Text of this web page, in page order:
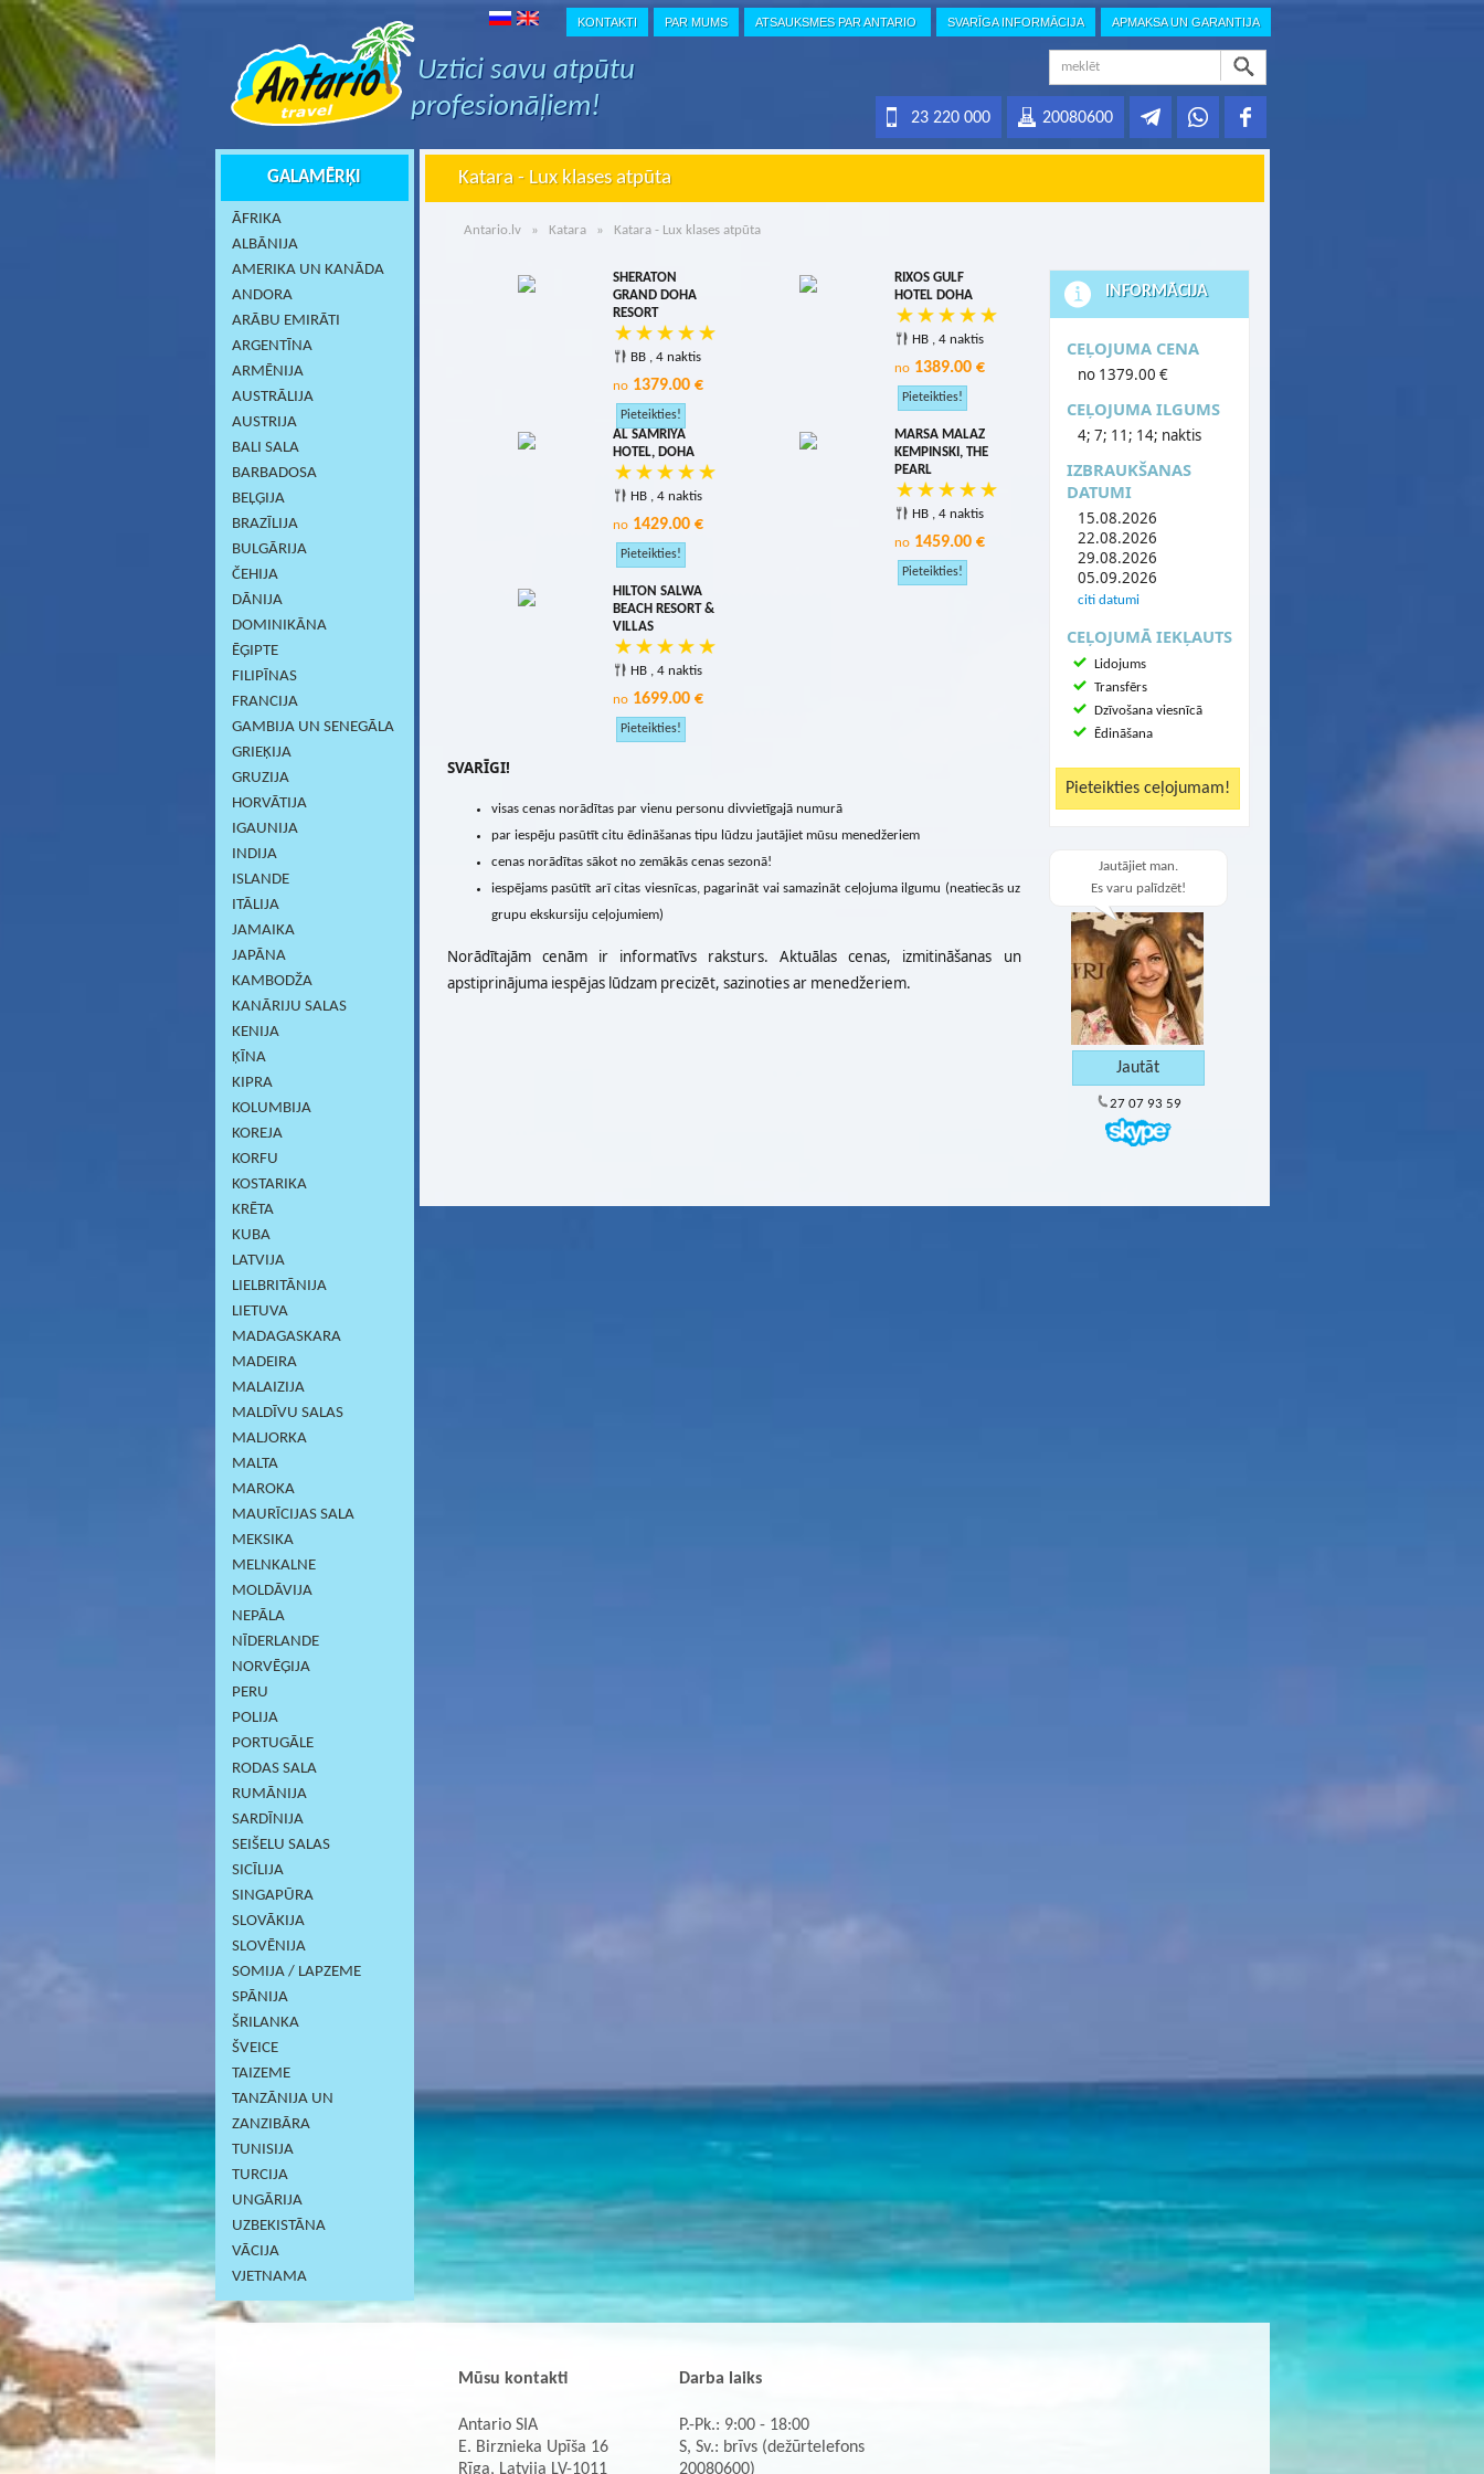
KONTAKTI PAR MUMS ATSAUKSMES PAR ANTARIO SVARĪGA INFORMĀCIJA APMAKSA UN GARANTIJA
Uztici savu atpūtu
profesionāļiem!
20080600
23 220 000
GALAMĒRĶI
ĀFRIKA
ALBĀNIJA
AMERIKA UN KANĀDA
ANDORA
ARĀBU EMIRĀTI
ARGENTĪNA
ARMĒNIJA
AUSTRĀLIJA
AUSTRIJA
BALI SALA
BARBADOSA
BEĻĢIJA
BRAZĪLIJA
BULGĀRIJA
ČEHIJA
DĀNIJA
DOMINIKĀNA
ĒĢIPTE
FILIPĪNAS
FRANCIJA
GAMBIJA UN SENEGĀLA
GRIEĶIJA
GRUZIJA
HORVĀTIJA
IGAUNIJA
INDIJA
ISLANDE
ITĀLIJA
JAMAIKA
JAPĀNA
KAMBODŽA
KANĀRIJU SALAS
KENIJA
ĶĪNA
KIPRA
KOLUMBIJA
KOREJA
KORFU
KOSTARIKA
KRĒTA
KUBA
LATVIJA
LIELBRITĀNIJA
LIETUVA
MADAGASKARA
MADEIRA
MALAIZIJA
MALDĪVU SALAS
MALJORKA
MALTA
MAROKA
MAURĪCIJAS SALA
MEKSIKA
MELNKALNE
MOLDĀVIJA
NEPĀLA
NĪDERLANDE
NORVĒĢIJA
PERU
POLIJA
PORTUGĀLE
RODAS SALA
RUMĀNIJA
SARDĪNIJА
SEIŠELU SALAS
SICĪLIJA
SINGAPŪRA
SLOVĀKIJA
SLOVĒNIJA
SOMIJA / LAPZEME
SPĀNIJA
ŠRILANKA
ŠVEICE
TAIZEME
TANZĀNIJA UN
ZANZIBĀRA
TUNISIJA
TURCIJA
UNGĀRIJA
UZBEKISTĀNA
VĀCIJA
VJETNAMA
Katara - Lux klases atpūta
Antario.lv» Katara» Katara - Lux klases atpūta
INFORMĀCIJA
CEĻOJUMA CENA
no 1379.00 €
CEĻOJUMA ILGUMS
4; 7; 11; 14; naktis
IZBRAUKŠANAS
DATUMI
15.08.2026
22.08.2026
29.08.2026
05.09.2026
citi datumi
CEĻOJUMĀ IEKĻAUTS
Lidojums
Transfērs
Dzīvošana viesnīcā
Ēdināšana
Jautājiet man.
Es varu palīdzēt!
27 07 93 59
SHERATON
GRAND DOHA
RESORT
BB , 4 naktis
no1379.00 €
RIXOS GULF
HOTEL DOHA
HB , 4 naktis
no1389.00 €
AL SAMRIYA
HOTEL, DOHA
HB , 4 naktis
no1429.00 €
MARSA MALAZ
KEMPINSKI, THE
PEARL
HB , 4 naktis
no1459.00 €
HILTON SALWA
BEACH RESORT &
VILLAS
HB , 4 naktis
no1699.00 €
SVARĪGI!
visas cenas norādītas par vienu personu divvietīgajā numurā
par iespēju pasūtīt citu ēdināšanas tipu lūdzu jautājiet mūsu menedžeriem
cenas norādītas sākot no zemākās cenas sezonā!
iespējams pasūtīt arī citas viesnīcas, pagarināt vai samazināt ceļojuma ilgumu (neatiecās uz
grupu ekskursiju ceļojumiem)
Norādītajām cenām ir informatīvs raksturs. Aktuālas cenas, izmitināšanas un
apstiprinājuma iespējas lūdzam precizēt, sazinoties ar menedžeriem.
Mūsu kontakti
Antario SIA
E. Birznieka Upīša 16
Rīga, Latvija LV-1011
Darba laiks
P.-Pk.: 9:00 - 18:00
S, Sv.: brīvs (dežūrtelefons
20080600)